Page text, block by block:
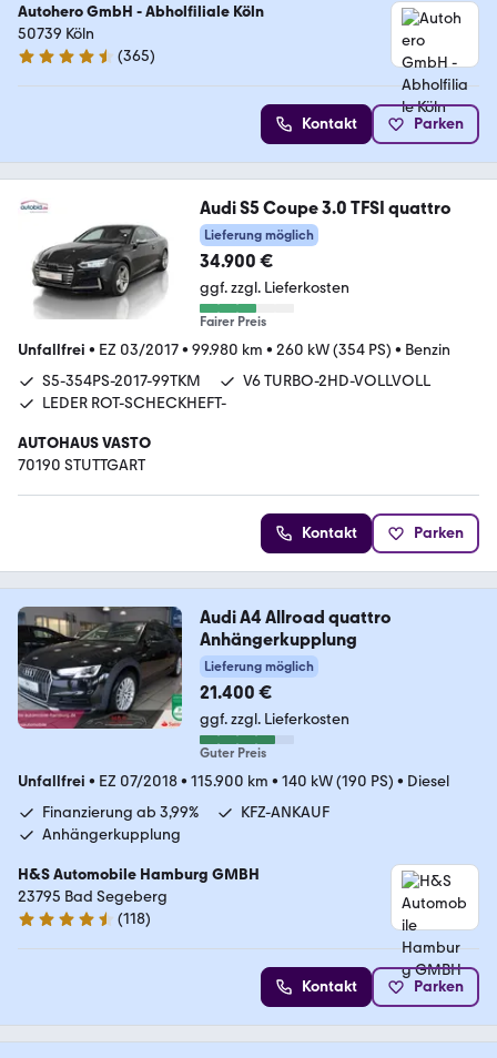
Autohero GmbH - Abholfiliale Köln
50739 Köln
4.6 Sterne
(365)
Kontakt Parken
Audi S5 Coupe 3.0 TFSI quattro
Lieferung möglich
34.900 €
ggf. zzgl. Lieferkosten
Fairer Preis
Unfallfrei • EZ 03/2017• 99.980 km • 260 kW (354 PS) • Benzin
S5-354PS-2017-99TKM
V6 TURBO-2HD-VOLLVOLL
LEDER ROT-SCHECKHEFT-
AUTOHAUS VASTO
70190 STUTTGART
Kontakt Parken
Audi A4 Allroad quattro
Anhängerkupplung
Lieferung möglich
21.400 €
ggf. zzgl. Lieferkosten
Guter Preis
Unfallfrei • EZ 07/2018• 115.900 km • 140 kW (190 PS) • Diesel
Finanzierung ab 3,99%
KFZ-ANKAUF
Anhängerkupplung
H&S Automobile Hamburg GMBH
23795 Bad Segeberg
4.6 Sterne
(118)
Kontakt Parken